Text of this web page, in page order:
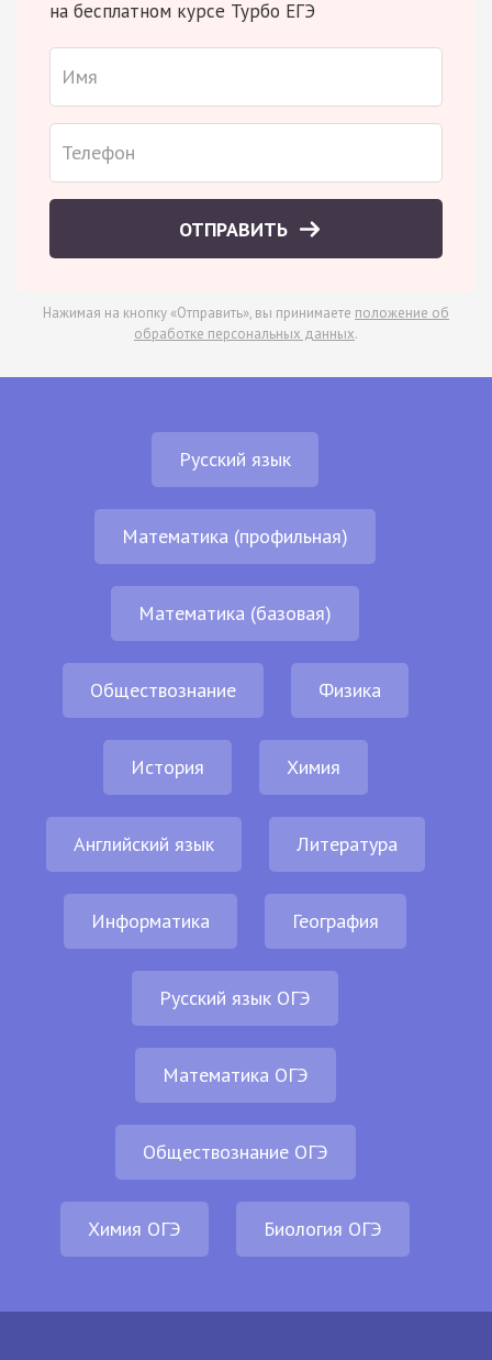
на бесплатном курсе Турбо ЕГЭ
ОТПРАВИТЬ
Нажимая на кнопку «Отправить», вы принимаете положение об
обработке персональных данных.
Русский язык
Математика (профильная)
Математика (базовая)
Обществознание Физика
История Химия
Английский язык Литература
Информатика География
Русский язык ОГЭ
Математика ОГЭ
Обществознание ОГЭ
Химия ОГЭ Биология ОГЭ